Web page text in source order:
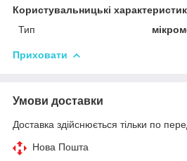
Користувальницькі
Тип
Приховати
Умови доставки
Доставка здійснюється тільки по
Нова Пошта